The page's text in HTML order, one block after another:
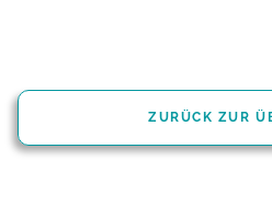
ZURÜCK ZUR